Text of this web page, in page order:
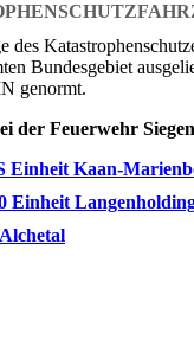
des
Bundesgebiet
genormt.
der Feuerwehr
Einheit Kaan-
Einheit